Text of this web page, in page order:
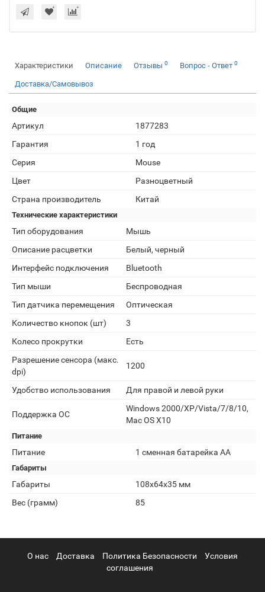
Характеристики Описание Отзывы 0 Вопрос - Ответ 0
Доставка/Самовывоз
Общие
Артикул
1877283
Гарантия
1 год
Серия
Mouse
Цвет
Разноцветный
Страна производитель
Китай
Технические характеристики
Тип оборудования
Мышь
Описание расцветки
Белый, черный
Интерфейс подключения
Bluetooth
Тип мыши
Беспроводная
Тип датчика перемещения
Оптическая
Количество кнопок (шт)
3
Колесо прокрутки
Есть
Разрешение сенсора (макс.
dpi)
1200
Удобство использования Для правой и левой руки
Поддержка ОС
Windows 2000/XP/Vista/7/8/10,
Mac OS X10
Питание
Питание 1 сменная батарейка АА
Габариты
Габариты
108х64х35 мм
Вес (грамм)
85
О нас Доставка Политика Безопасности
Условия
соглашения